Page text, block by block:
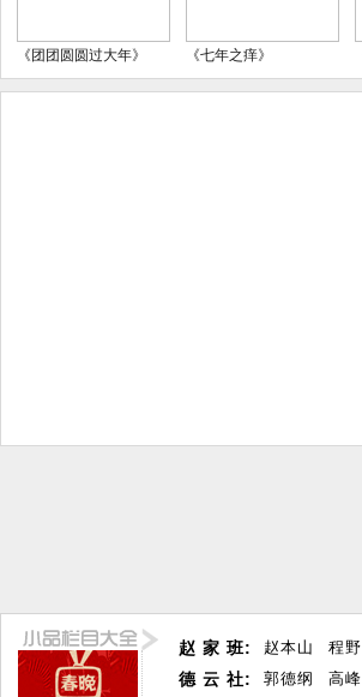
《团团圆圆过大年》 《七年之痒》
赵 家 班:
德 云 社:
赵本山 程野
郭德纲
高峰